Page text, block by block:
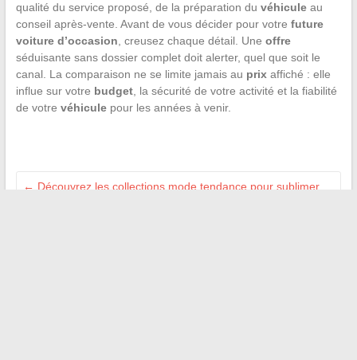
qualité du service proposé, de la préparation du véhiculeau
conseil après-vente. Avant de vous décider pour votre future
voiture d’occasion , creusez chaque détail. Une offre
séduisante sans dossier complet doit alerter, quel que soit le
canal. La comparaison ne se limite jamais au prixaffiché : elle
influe sur votre budget, la sécurité de votre activité et la fiabilité
de votre véhiculepour les années à venir.
← Découvrez les collections mode tendance pour sublimer